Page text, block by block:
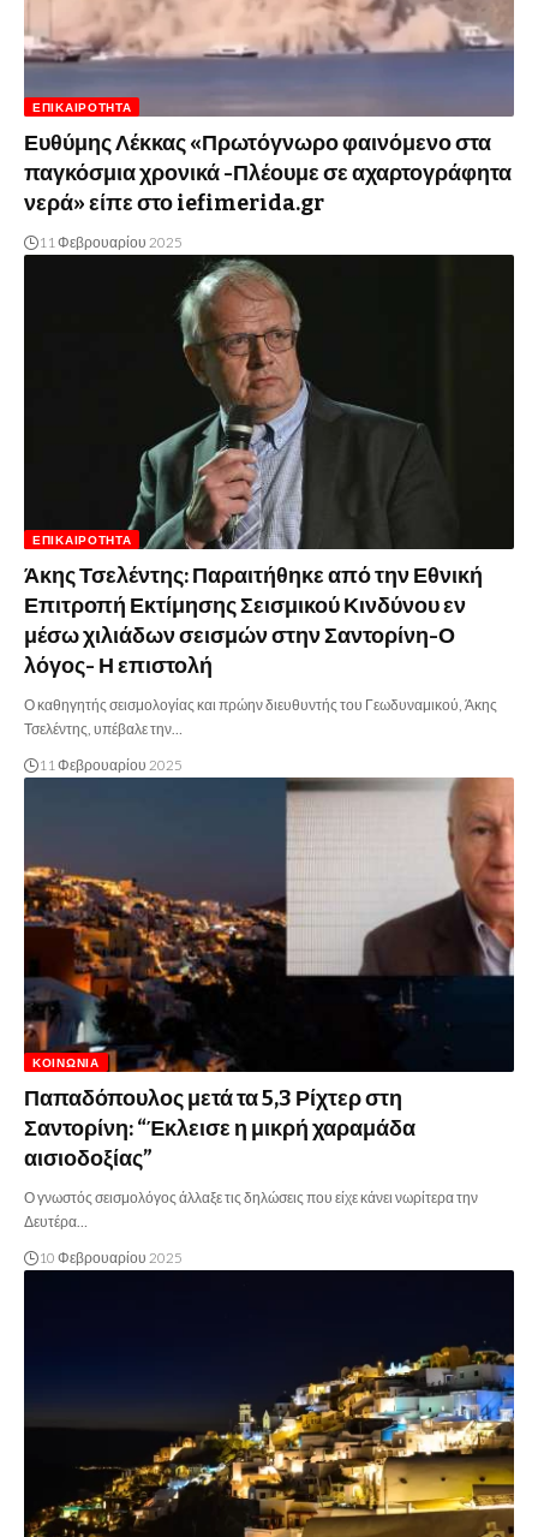
ΕΠΙΚΑΙΡΌΤΗΤΑ
Ευθύμης Λέκκας «Πρωτόγνωρο φαινόμενο στα
παγκόσμια χρονικά -Πλέουμε σε αχαρτογράφητα
νερά» είπε στο iefimerida.gr
11 Φεβρουαρίου 2025
ΕΠΙΚΑΙΡΌΤΗΤΑ
Άκης Τσελέντης: Παραιτήθηκε από την Εθνική
Επιτροπή Εκτίμησης Σεισμικού Κινδύνου εν
μέσω χιλιάδων σεισμών στην Σαντορίνη-Ο
λόγος- Η επιστολή
Ο καθηγητής σεισμολογίας και πρώην διευθυντής του Γεωδυναμικού, Άκης
Τσελέντης, υπέβαλε την…
11 Φεβρουαρίου 2025
ΚΟΙΝΩΝΊΑ
Παπαδόπουλος μετά τα 5,3 Ρίχτερ στη
Σαντορίνη: “Έκλεισε η μικρή χαραμάδα
αισιοδοξίας”
Ο γνωστός σεισμολόγος άλλαξε τις δηλώσεις που είχε κάνει νωρίτερα την
Δευτέρα…
10 Φεβρουαρίου 2025